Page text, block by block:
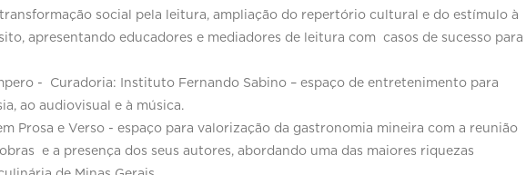
social pela leitura, ampliação do repertório cultural e do estímulo à
apresentando educadores e mediadores de leitura com casos de sucesso para
- Curadoria: Instituto Fernando Sabino – espaço de entretenimento para
ao audiovisual e à música.
Prosa e Verso - espaço para valorização da gastronomia mineira com a reunião
e a presença dos seus autores, abordando uma das maiores riquezas